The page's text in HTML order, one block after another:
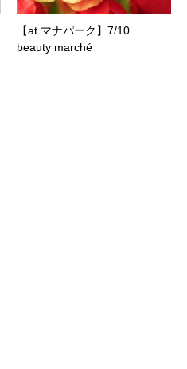
【at マナパーク】7/10
beauty marché